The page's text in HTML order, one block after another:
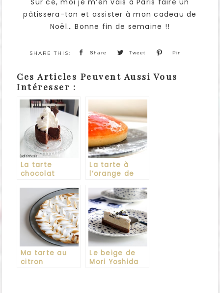
pâtissera-ton et assister à mon cadeau de
Noël… Bonne fin de semaine !!
Share Tweet Pin
Ces Articles Peuvent Aussi Vous
Intéresser :
La tarte
chocolat
Philippe
Andrieu
La tarte à
l’orange de
Conticini
Ma tarte au
citron
Le beige de
Mori Yoshida